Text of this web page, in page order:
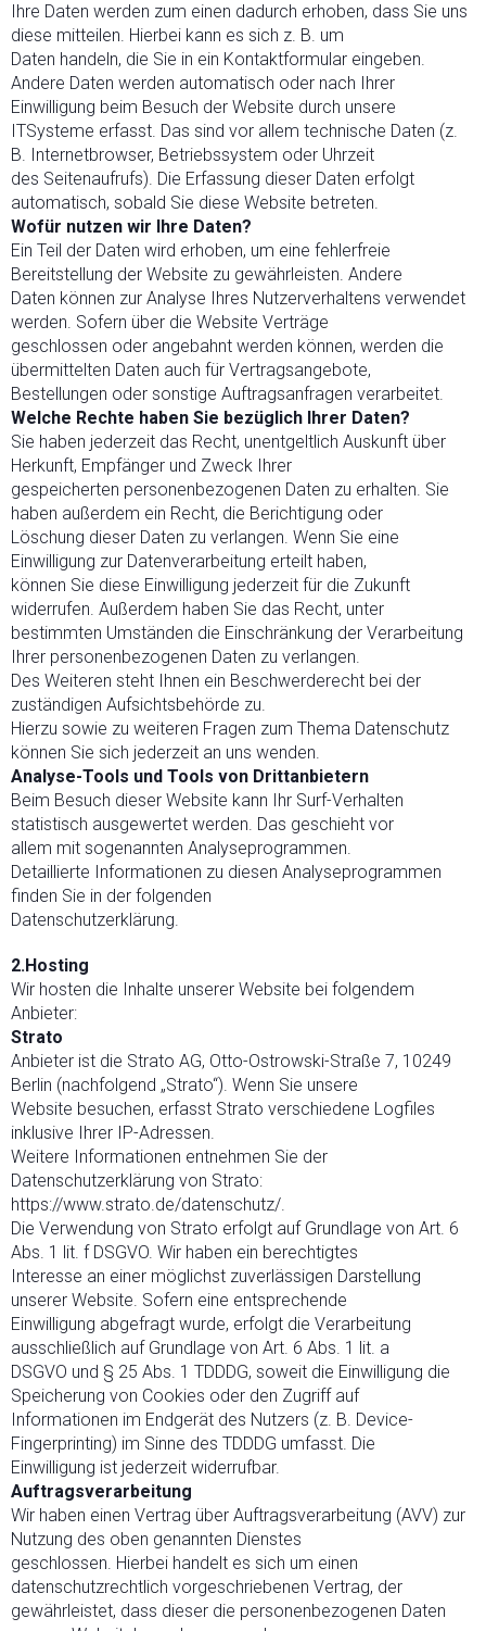
Ihre Daten werden zum einen dadurch erhoben, dass Sie uns
diese mitteilen. Hierbei kann es sich z. B. um
Daten handeln, die Sie in ein Kontaktformular eingeben.
Andere Daten werden automatisch oder nach Ihrer
Einwilligung beim Besuch der Website durch unsere
ITSysteme erfasst. Das sind vor allem technische Daten (z.
B. Internetbrowser, Betriebssystem oder Uhrzeit
des Seitenaufrufs). Die Erfassung dieser Daten erfolgt
automatisch, sobald Sie diese Website betreten.
Wofür nutzen wir Ihre Daten?
Ein Teil der Daten wird erhoben, um eine fehlerfreie
Bereitstellung der Website zu gewährleisten. Andere
Daten können zur Analyse Ihres Nutzerverhaltens verwendet
werden. Sofern über die Website Verträge
geschlossen oder angebahnt werden können, werden die
übermittelten Daten auch für Vertragsangebote,
Bestellungen oder sonstige Auftragsanfragen verarbeitet.
Welche Rechte haben Sie bezüglich Ihrer Daten?
Sie haben jederzeit das Recht, unentgeltlich Auskunft über
Herkunft, Empfänger und Zweck Ihrer
gespeicherten personenbezogenen Daten zu erhalten. Sie
haben außerdem ein Recht, die Berichtigung oder
Löschung dieser Daten zu verlangen. Wenn Sie eine
Einwilligung zur Datenverarbeitung erteilt haben,
können Sie diese Einwilligung jederzeit für die Zukunft
widerrufen. Außerdem haben Sie das Recht, unter
bestimmten Umständen die Einschränkung der Verarbeitung
Ihrer personenbezogenen Daten zu verlangen.
Des Weiteren steht Ihnen ein Beschwerderecht bei der
zuständigen Aufsichtsbehörde zu.
Hierzu sowie zu weiteren Fragen zum Thema Datenschutz
können Sie sich jederzeit an uns wenden.
Analyse-Tools und Tools von Drittanbietern
Beim Besuch dieser Website kann Ihr Surf-Verhalten
statistisch ausgewertet werden. Das geschieht vor
allem mit sogenannten Analyseprogrammen.
Detaillierte Informationen zu diesen Analyseprogrammen
finden Sie in der folgenden
Datenschutzerklärung.
2.Hosting
Wir hosten die Inhalte unserer Website bei folgendem
Anbieter:
Strato
Anbieter ist die Strato AG, Otto-Ostrowski-Straße 7, 10249
Berlin (nachfolgend „Strato“). Wenn Sie unsere
Website besuchen, erfasst Strato verschiedene Logfiles
inklusive Ihrer IP-Adressen.
Weitere Informationen entnehmen Sie der
Datenschutzerklärung von Strato:
https://www.strato.de/datenschutz/.
Die Verwendung von Strato erfolgt auf Grundlage von Art. 6
Abs. 1 lit. f DSGVO. Wir haben ein berechtigtes
Interesse an einer möglichst zuverlässigen Darstellung
unserer Website. Sofern eine entsprechende
Einwilligung abgefragt wurde, erfolgt die Verarbeitung
ausschließlich auf Grundlage von Art. 6 Abs. 1 lit. a
DSGVO und § 25 Abs. 1 TDDDG, soweit die Einwilligung die
Speicherung von Cookies oder den Zugriff auf
Informationen im Endgerät des Nutzers (z. B. Device-
Fingerprinting) im Sinne des TDDDG umfasst. Die
Einwilligung ist jederzeit widerrufbar.
Auftragsverarbeitung
Wir haben einen Vertrag über Auftragsverarbeitung (AVV) zur
Nutzung des oben genannten Dienstes
geschlossen. Hierbei handelt es sich um einen
datenschutzrechtlich vorgeschriebenen Vertrag, der
gewährleistet, dass dieser die personenbezogenen Daten